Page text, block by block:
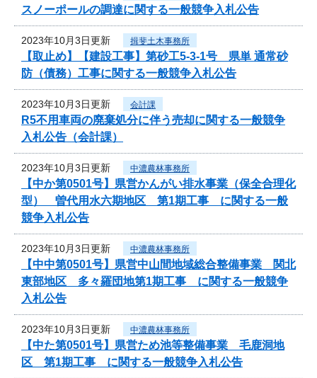
スノーポールの調達に関する一般競争入札公告
2023年10月3日更新 揖斐土木事務所
【取止め】【建設工事】第砂工5-3-1号 県単 通常砂
防（債務）工事に関する一般競争入札公告
2023年10月3日更新 会計課
R5不用車両の廃棄処分に伴う売却に関する一般競争
入札公告（会計課）
2023年10月3日更新 中濃農林事務所
【中か第0501号】県営かんがい排水事業（保全合理化
型） 曽代用水六期地区 第1期工事 に関する一般
競争入札公告
2023年10月3日更新 中濃農林事務所
【中中第0501号】県営中山間地域総合整備事業 関北
東部地区 多々羅団地第1期工事 に関する一般競争
入札公告
2023年10月3日更新 中濃農林事務所
【中た第0501号】県営ため池等整備事業 毛鹿洞地
区 第1期工事 に関する一般競争入札公告